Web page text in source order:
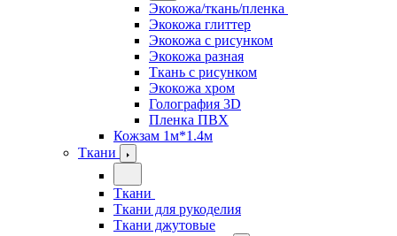
Экокожа/ткань/пленка
Экокожа глиттер
Экокожа с рисунком
Экокожа разная
Ткань с рисунком
Экокожа хром
Голография 3D
Пленка ПВХ
Кожзам 1м*1.4м
Ткани
Ткани
Ткани для рукоделия
Ткани джутовые